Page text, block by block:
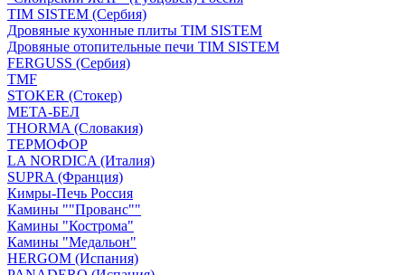
TIM SISTEM (Сербия)
Дровяные кухонные плиты TIM SISTEM
Дровяные отопительные печи TIM SISTEM
FERGUSS (Сербия)
TMF
STOKER (Стокер)
МЕТА-БЕЛ
THORMA (Словакия)
ТЕРМОФОР
LA NORDICA (Италия)
SUPRA (Франция)
Кимры-Печь Россия
Камины ""Прованс""
Камины "Кострома"
Камины "Медальон"
HERGOM (Испания)